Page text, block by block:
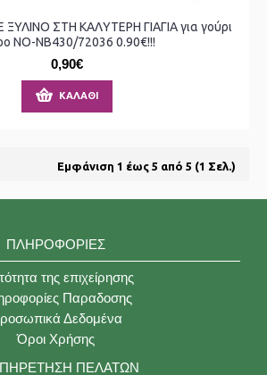
ΣΤΗ ΚΑΛΥΤΕΡΗ ΓΙΑΓΙΑ για γούρι
ΝΟ-ΝΒ430/72036 0.90€!!!
0,90€
ΚΑΛΆΘΙ
Εμφάνιση 1 έως 5 από 5 (1 Σελ.)
ΠΛΗΡΟΦΟΡΊΕΣ
της επιχείρησης
Παραδοσης
Δεδομένα
Όροι Χρήσης
ΠΕΛΑΤΏΝ